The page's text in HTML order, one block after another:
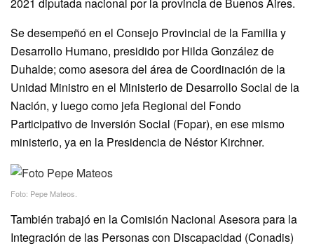
Se desempeñó en el Consejo Provincial de la Familia y
Desarrollo Humano, presidido por Hilda González de
Duhalde; como asesora del área de Coordinación de la
Unidad Ministro en el Ministerio de Desarrollo Social de la
Nación, y luego como jefa Regional del Fondo
Participativo de Inversión Social (Fopar), en ese mismo
ministerio, ya en la Presidencia de Néstor Kirchner.
Foto: Pepe Mateos.
También trabajó en la Comisión Nacional Asesora para la
Integración de las Personas con Discapacidad (Conadis)